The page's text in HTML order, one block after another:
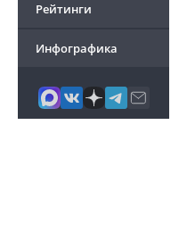
Рейтинги
Инфографика